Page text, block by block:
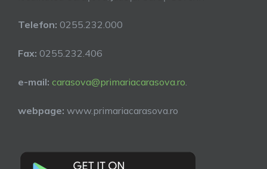
Telefon: 0255.232.000
Fax: 0255.232.406
e-mail: carasova@primariacarasova.ro.
webpage: www.primariacarasova.ro